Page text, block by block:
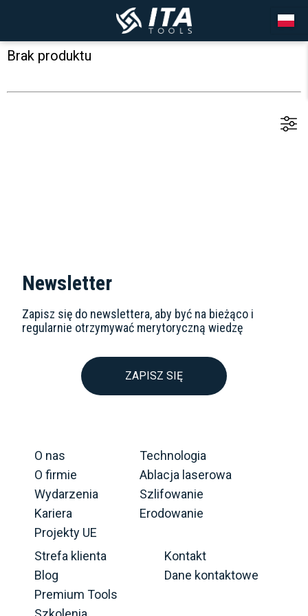
Brak produktu
Newsletter
Zapisz się do newslettera, aby być na bieżąco i
regularnie otrzymywać merytoryczną wiedzę
ZAPISZ SIĘ
O nas
O firmie
Wydarzenia
Kariera
Projekty UE
Technologia
Ablacja laserowa
Szlifowanie
Erodowanie
Strefa klienta
Blog
Premium Tools
Kontakt
Dane kontaktowe